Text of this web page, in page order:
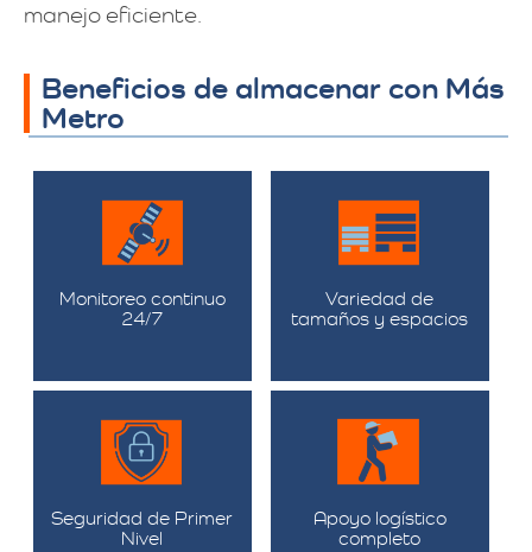
manejo eficiente.
Beneficios de almacenar con Más
Metro
Monitoreo continuo
24/7
Variedad de
tamaños y espacios
Seguridad de Primer
Nivel
Apoyo logístico
completo